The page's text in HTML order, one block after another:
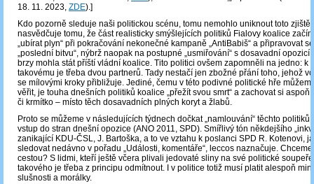
18. 11. 2023, ZDE).]
Kdo pozorně sleduje naši politickou scénu, tomu nemohlo uniknout toto
nasvědčuje tomu, že část realisticky smýšlejících politiků Fialovy koalice
„ubírat plyn“ při pokračování nekonečné kampaně „AntiBabiš“ a připravovat
„poslední bitvu“, nýbrž naopak na postupné „usmiřování“ s dosavadní
brzy mohla stát příští vládní koalice. Tito politici ovšem zapomněli na jedno: k
takovému je třeba dvou partnerů. Tady nestačí jen zbožné přání toho, jehož
se mílovými kroky přibližuje. Jediné, čemu v této podivné politické hře
věřit, je touha dnešních politiků koalice „přežít svou smrt“ a zachovat si aspoň
či krmítko – místo těch dosavadních plných koryt a žlabů.
Proto se můžeme v následujících týdnech dočkat „namlouvání“ těchto politiků
vstup do stran dnešní opozice (ANO 2011, SPD). Smířlivý tón někdejšího
zanikající KDU-ČSL, J. Bartoška, a to ve vztahu k poslanci SPD R. Kotenovi,
sledovat nedávno v pořadu „Události, komentáře“, leccos naznačuje.
cestou? S lidmi, kteří ještě včera plivali jedovaté sliny na své politické
takového je třeba z principu odmítnout. I v politice totiž musí platit alespoň
slušnosti a morálky.